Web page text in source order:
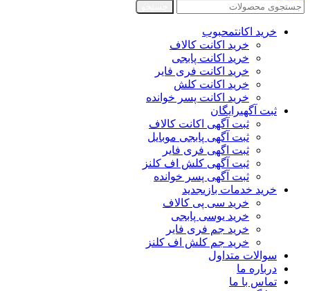
خرید اکانتمحبوب
خرید اکانت کالاف
خرید اکانت پابجی
خرید اکانت فری فایر
خرید اکانت کلش
خرید اکانت پسر خوانده
ثبت آگهیرایگان
ثبت آگهی اکانت کالاف
ثبت آگهی پابجی موبایل
ثبت اگهی فری فایر
ثبت آگهی کلش اف کلنز
ثبت آگهی پسر خوانده
خرید خدمات بازیجدید
خرید سی پی کالاف
خرید یوسی پابجی
خرید جم فری فایر
خرید جم کلش اف کلنز
سوالات متداول
درباره ما
تماس با ما